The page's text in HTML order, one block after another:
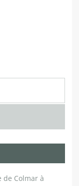
de Colmar à